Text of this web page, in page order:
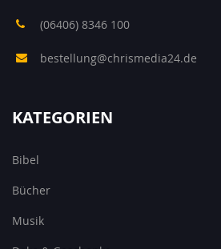
(06406) 8346 100
bestellung@chrismedia24.de
KATEGORIEN
Bibel
Bücher
Musik